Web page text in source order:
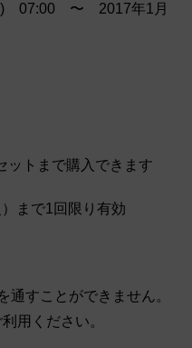
) 07:00 〜 2017年1月
トまで購入できます
まで1回限り有効
通すことができません。
用ください。